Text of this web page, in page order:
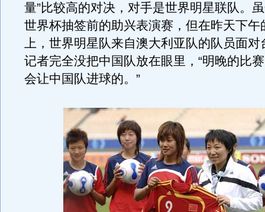
量”比较高的对决，对手是世界明星联队。
世界杯抽签前的助兴表演赛，但在昨天下午
上，世界明星队来自澳大利亚队的队员面对
记者完全没把中国队放在眼里，“明晚的比
会让中国队进球的。”